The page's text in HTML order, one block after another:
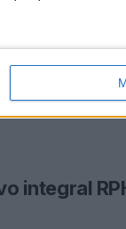
2025
e tecnologia de
icónica,
integral